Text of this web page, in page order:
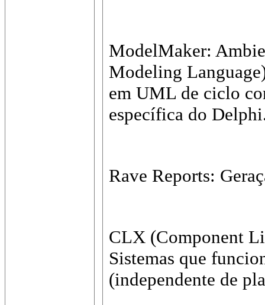
ModelMaker:
Modeling
em UML de ciclo
específica do
Rave Reports:
CLX (Component
Sistemas que
(independente de